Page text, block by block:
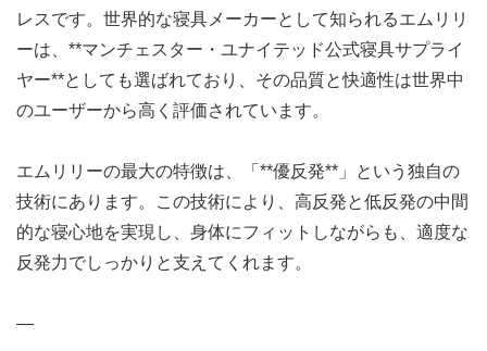
レスです。世界的な寝具メーカーとして知られるエムリリ
ーは、**マンチェスター・ユナイテッド公式寝具サプライ
ヤー**としても選ばれており、その品質と快適性は世界中
のユーザーから高く評価されています。
エムリリーの最大の特徴は、「**優反発**」という独自の
技術にあります。この技術により、高反発と低反発の中間
的な寝心地を実現し、身体にフィットしながらも、適度な
反発力でしっかりと支えてくれます。
—